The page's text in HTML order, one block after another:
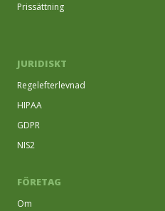
Prissättning
JURIDISKT
Regelefterlevnad
HIPAA
GDPR
NIS2
FÖRETAG
Om